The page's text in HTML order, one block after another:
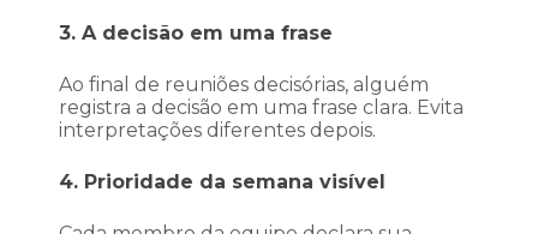
3. A decisão em uma frase
Ao final de reuniões decisórias, alguém
registra a decisão em uma frase clara. Evita
interpretações diferentes depois.
4. Prioridade da semana visível